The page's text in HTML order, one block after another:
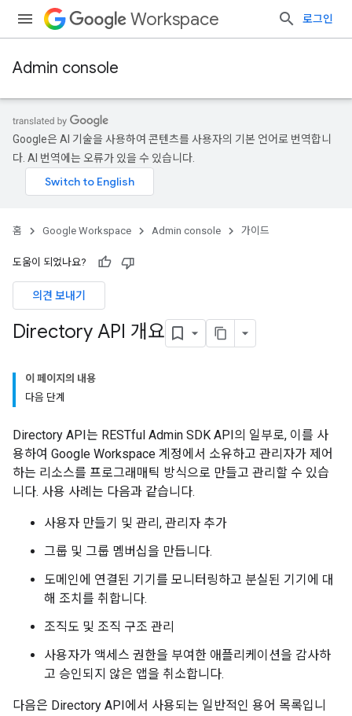
Workspace 로그인
Admin console
Google은 AI 기술을 사용하여 콘텐츠를 사용자의 기본 언어로 번역합니
다. AI 번역에는 오류가 있을 수 있습니다.
홈 Google Workspace Admin console 가이드
도움이 되었나요?
의견 보내기
Directory API 개요
이 페이지의 내용
다음 단계
Directory API는 RESTful Admin SDK API의 일부로, 이를 사
용하여 Google Workspace 계정에서 소유하고 관리자가 제어
하는 리소스를 프로그래매틱 방식으로 만들고 관리할 수 있습
니다. 사용 사례는 다음과 같습니다.
사용자 만들기 및 관리, 관리자 추가
그룹 및 그룹 멤버십을 만듭니다.
도메인에 연결된 기기를 모니터링하고 분실된 기기에 대
해 조치를 취합니다.
조직도 및 조직 구조 관리
사용자가 액세스 권한을 부여한 애플리케이션을 감사하
고 승인되지 않은 앱을 취소합니다.
다음은 Directory API에서 사용되는 일반적인 용어 목록입니